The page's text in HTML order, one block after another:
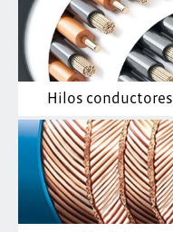
Hilos conductores